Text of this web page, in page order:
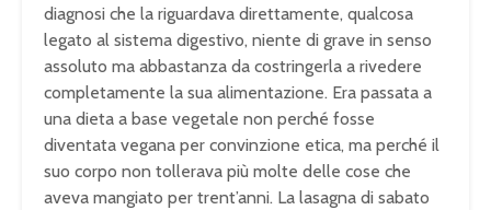
diagnosi che la riguardava direttamente, qualcosa
legato al sistema digestivo, niente di grave in senso
assoluto ma abbastanza da costringerla a rivedere
completamente la sua alimentazione. Era passata a
una dieta a base vegetale non perché fosse
diventata vegana per convinzione etica, ma perché il
suo corpo non tollerava più molte delle cose che
aveva mangiato per trent’anni. La lasagna di sabato